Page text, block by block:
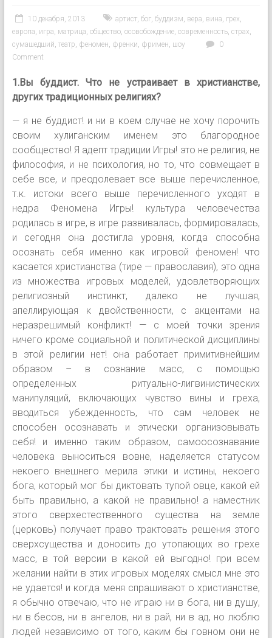
10 декабря, 2013 артист, бог, буддизм вера вина грех
европа игра матрица общество, осовобождение, современность, страх
сумашедший театр феномен френки фримен шоу
0
Comment
1.Вы буддист. Что не устраивает в христианстве,
других традиционных религиях?
— я не буддист! и ни в коем случае не хочу порочить
своим хулиганским именем это благородное
сообщество! Я адепт традиции Игры! это не религия, не
философия, и не психология, но то, что совмещает в
себе все, и преодолевает все выше перечисленное,
т.к. истоки всего выше перечисленного уходят в
недра Феномена Игры! культура человечества
родилась в игре, в игре развивалась, формировалась,
и сегодня она достигла уровня, когда способна
осознать себя именно как игровой феномен! что
касается христианства (тире — православия), это одна
из множества игровых моделей, удовлетворяющих
религиозный инстинкт, далеко не лучшая,
апеллирующая к двойственности, с акцентами на
неразрешимый конфликт! — с моей точки зрения
ничего кроме социальной и политической дисциплины
в этой религии нет! она работает примитивнейшим
образом – в сознание масс, с помощью
определенных ритуально-лигвинистических
манипуляций, включающих чувство вины и греха,
вводиться убежденность, что сам человек не
способен осознавать и этически организовывать
себя! и именно таким образом, самоосознавание
человека выноситься вовне, наделяется статусом
некоего внешнего мерила этики и истины, некоего
бога, который мог бы диктовать тупой овце, какой ей
быть правильно, а какой не правильно! а наместник
этого сверхестественного существа на земле
(церковь) получает право трактовать решения этого
сверхсущества и доносить до утопающих во грехе
масс, в той версии в какой ей выгодно! при всем
желании найти в этих игровых моделях смысл мне это
не удается! и когда меня спрашивают о христианстве,
я обычно отвечаю, что не играю ни в бога, ни в душу,
ни в бесов, ни в ангелов, ни в рай, ни в ад, но люблю
людей независимо от того, каким бы говном они не